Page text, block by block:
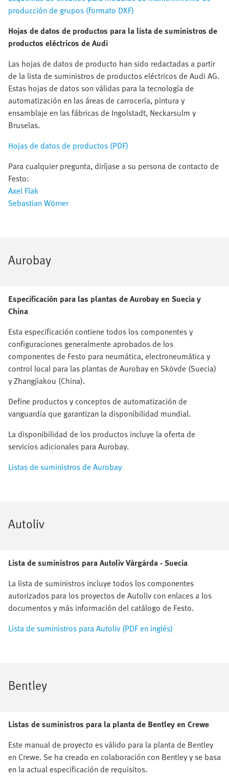
producción de grupos (formato DXF)
Hojas de datos de productos para la lista de suministros de
productos eléctricos de Audi
Las hojas de datos de producto han sido redactadas a partir
de la lista de suministros de productos eléctricos de Audi AG.
Estas hojas de datos son válidas para la tecnología de
automatización en las áreas de carrocería, pintura y
ensamblaje en las fábricas de Ingolstadt, Neckarsulm y
Bruselas.
Hojas de datos de productos (PDF)
Para cualquier pregunta, diríjase a su persona de contacto de
Festo:
Axel Flak
Sebastian Wörner
Aurobay
Especificación para las plantas de Aurobay en Suecia y
China
Esta especificación contiene todos los componentes y
configuraciones generalmente aprobados de los
componentes de Festo para neumática, electroneumática y
control local para las plantas de Aurobay en Skövde (Suecia)
y Zhangjiakou (China).
Define productos y conceptos de automatización de
vanguardia que garantizan la disponibilidad mundial.
La disponibilidad de los productos incluye la oferta de
servicios adicionales para Aurobay.
Listas de suministros de Aurobay
Autoliv
Lista de suministros para Autoliv Vårgårda - Suecia
La lista de suministros incluye todos los componentes
autorizados para los proyectos de Autoliv con enlaces a los
documentos y más información del catálogo de Festo.
Lista de suministros para Autoliv (PDF en inglés)
Bentley
Listas de suministros para la planta de Bentley en Crewe
Este manual de proyecto es válido para la planta de Bentley
en Crewe. Se ha creado en colaboración con Bentley y se basa
en la actual especificación de requisitos.